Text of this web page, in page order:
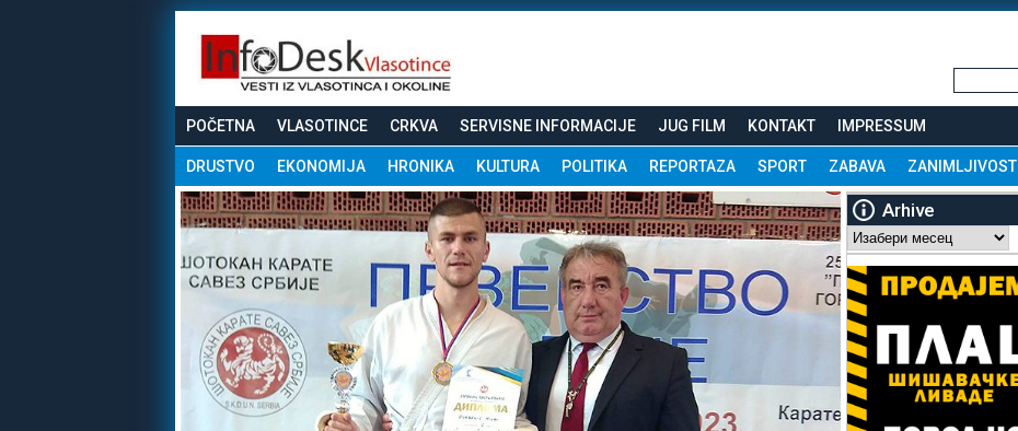
POČETNA VLASOTINCE CRKVA SERVISNE INFORMACIJE JUG FILM KONTAKT IMPRESSUM
DRUSTVO EKONOMIJA HRONIKA KULTURA POLITIKA REPORTAZA SPORT ZABAVA ZANIMLJIVOSTI
Arhive
Arhive